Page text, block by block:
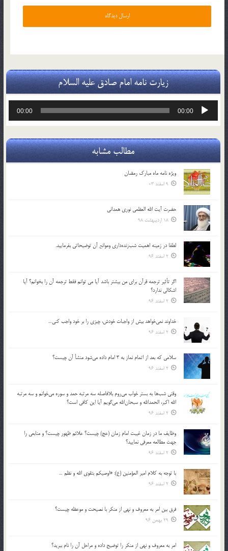
زیارت نامه امام صادق علیه السلام
پخش‌کننده
00:00
00:00
مطالب مشابه
ویژه نامه ماه مبارک رمضان
9 اسفند 03
حضرت آیت الله العظمی نوری همدانی
18 اردیبهشت 98
لطفا در زمينه اهميت شب‌زنده‌داري وموانع آن توضيحاتي بفرماييد.
2 اسفند 96
اگر تأثير ترجمه قرآن براي من بيشتر باشد آيا مي توانم فقط ترجمه آن را بخوانم؟ آيا
اشكالي ندارد؟
2 اسفند 96
خداوند نمي‌خواهد بيش از واجبات خودش، چيزي را بر خود واجب كني…
2 اسفند 96
سلامي كه بعد از اتمام نماز به 3 امام داده مي‌شود منشأ آن چيست؟
2 اسفند 96
وقتي شب‌ها به بستر خواب مي‌روم بلافاصله سه مرتبه حمد و سوره مي‌خوانم و سه مرتبه
الله اكبر، الحمدالله و سبحان‌الله مي‌گويم آيا اين كافي است؟
2 اسفند 96
وظايف ما در زمان غيبت امام زمان (عج) چيست؟ علائم ظهور چيست؟ و منابعي را
جهت مطالعه معرفي نماييد؟
2 اسفند 96
با توجه به كلام امير المؤمنين (ع): «اوصيكم بتقوي الله و نظم …
2 اسفند 96
فرق بين امر به معروف و نهي از منكر با نصيحت و موعظه چيست؟
29 بهمن 96
امر به معروف و نهي از منكر را توضيح داده و مراحل آن را نام ببريد؟